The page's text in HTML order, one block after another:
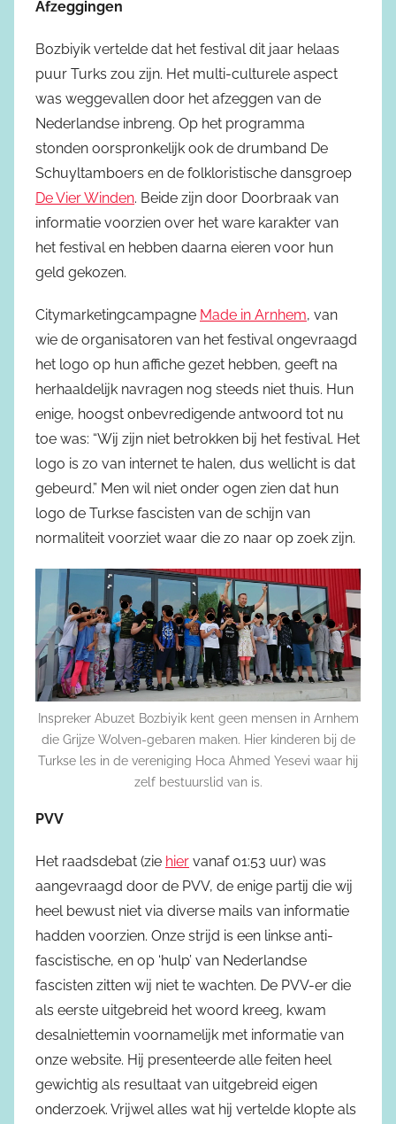
Afzeggingen
Bozbiyik vertelde dat het festival dit jaar helaas
puur Turks zou zijn. Het multi-culturele aspect
was weggevallen door het afzeggen van de
Nederlandse inbreng. Op het programma
stonden oorspronkelijk ook de drumband De
Schuyltamboers en de folkloristische dansgroep
De Vier Winden. Beide zijn door Doorbraak van
informatie voorzien over het ware karakter van
het festival en hebben daarna eieren voor hun
geld gekozen.
Citymarketingcampagne Made in Arnhem, van
wie de organisatoren van het festival ongevraagd
het logo op hun affiche gezet hebben, geeft na
herhaaldelijk navragen nog steeds niet thuis. Hun
enige, hoogst onbevredigende antwoord tot nu
toe was: “Wij zijn niet betrokken bij het festival. Het
logo is zo van internet te halen, dus wellicht is dat
gebeurd.” Men wil niet onder ogen zien dat hun
logo de Turkse fascisten van de schijn van
normaliteit voorziet waar die zo naar op zoek zijn.
Inspreker Abuzet Bozbiyik kent geen mensen in Arnhem
die Grijze Wolven-gebaren maken. Hier kinderen bij de
Turkse les in de vereniging Hoca Ahmed Yesevi waar hij
zelf bestuurslid van is.
PVV
Het raadsdebat (zie hier vanaf 01:53 uur) was
aangevraagd door de PVV, de enige partij die wij
heel bewust niet via diverse mails van informatie
hadden voorzien. Onze strijd is een linkse anti-
fascistische, en op ‘hulp’ van Nederlandse
fascisten zitten wij niet te wachten. De PVV-er die
als eerste uitgebreid het woord kreeg, kwam
desalniettemin voornamelijk met informatie van
onze website. Hij presenteerde alle feiten heel
gewichtig als resultaat van uitgebreid eigen
onderzoek. Vrijwel alles wat hij vertelde klopte als